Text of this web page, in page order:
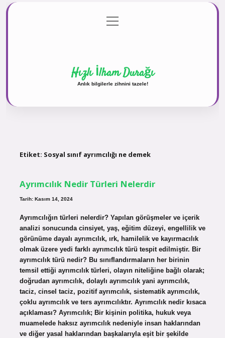
Gizlilik Politikası
menüyü
aç
Hızlı İlham Durağı
Anlık bilgilerle zihnini tazele!
Etiket: Sosyal sınıf ayrımcılığı ne demek
Ayrımcılık Nedir Türleri Nelerdir
Tarih: Kasım 14, 2024
Ayrımcılığın türleri nelerdir? Yapılan görüşmeler ve içerik
analizi sonucunda cinsiyet, yaş, eğitim düzeyi, engellilik ve
görünüme dayalı ayrımcılık, ırk, hamilelik ve kayırmacılık
olmak üzere yedi farklı ayrımcılık türü tespit edilmiştir. Bir
ayrımcılık türü nedir? Bu sınıflandırmaların her birinin
temsil ettiği ayrımcılık türleri, olayın niteliğine bağlı olarak;
doğrudan ayrımcılık, dolaylı ayrımcılık yani ayrımcılık,
taciz, cinsel taciz, pozitif ayrımcılık, sistematik ayrımcılık,
çoklu ayrımcılık ve ters ayrımcılıktır. Ayrımcılık nedir kısaca
açıklaması? Ayrımcılık; Bir kişinin politika, hukuk veya
muamelede haksız ayrımcılık nedeniyle insan haklarından
ve diğer yasal haklarından başkalarıyla eşit bir şekilde